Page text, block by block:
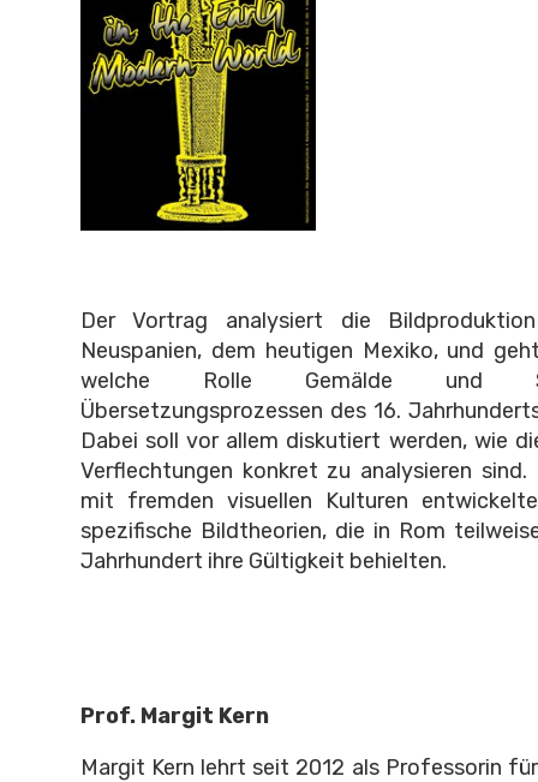
Der Vortrag analysiert die
Neuspanien, dem heutigen Mexiko, und
welche Rolle Gemälde und
Übersetzungsprozessen des 16.
Dabei soll vor allem diskutiert werden, wie
Verflechtungen konkret zu analysieren sind.
mit fremden visuellen Kulturen
spezifische Bildtheorien, die in Rom
Jahrhundert ihre Gültigkeit behielten.
Prof. Margit Kern
Margit Kern lehrt seit 2012 als Professorin